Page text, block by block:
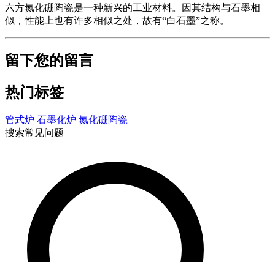
六方氮化硼陶瓷是一种新兴的工业材料。因其结构与石墨相
似，性能上也有许多相似之处，故有“白石墨”之称。
留下您的留言
热门标签
管式炉 石墨化炉 氮化硼陶瓷
搜索常见问题